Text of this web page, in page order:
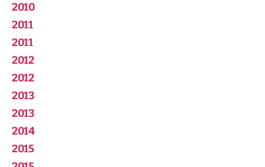
2010
2011
2011
2012
2012
2013
2013
2014
2015